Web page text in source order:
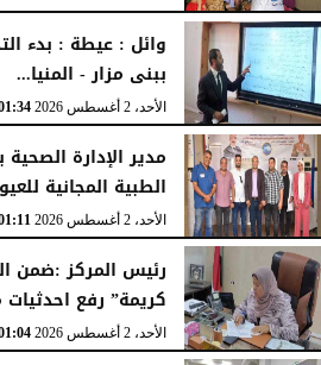
الإثنين، 3 أغسطس 2026
وائل : عيطة : بدء
ببنى مزار - المنيا...
الأحد، 2 أغسطس 2026 01:34
مدير الإدارة
الطبية المجانية
الأحد، 2 أغسطس 2026 01:11
رئيس المركز :ضمن
كريمة” رفع
الأحد، 2 أغسطس 2026 01:04